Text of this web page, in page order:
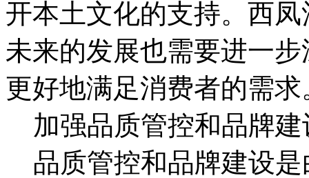
开本土文化的支持。西
未来的发展也需要进一
更好地满足消费者的需求
加强品质管控和品牌建
品质管控和品牌建设是